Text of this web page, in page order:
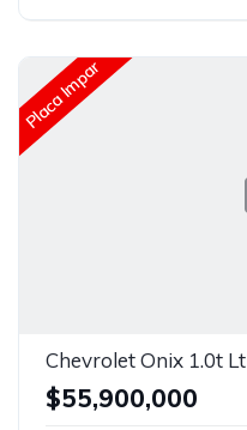
Placa Impar
Chevrolet Onix 1.0t Lt
$55,900,000